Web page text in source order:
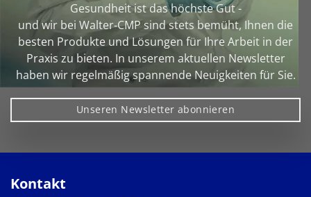
Gesundheit ist das höchste Gut -
und wir bei Walter‑CMP sind stets bemüht, Ihnen die
besten Produkte und Lösungen für Ihre Arbeit in der
Praxis zu bieten. In unserem aktuellen Newsletter
haben wir regelmäßig spannende Neuigkeiten für Sie.
Unseren Newsletter abonnieren
Kontakt